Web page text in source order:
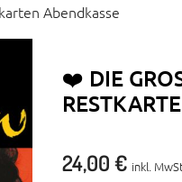
Abendkasse
❤️ DIE
24,00€ inkl.